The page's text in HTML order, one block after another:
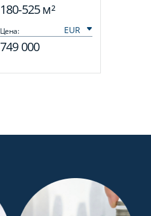
180-525 м²
Цена:
749 000